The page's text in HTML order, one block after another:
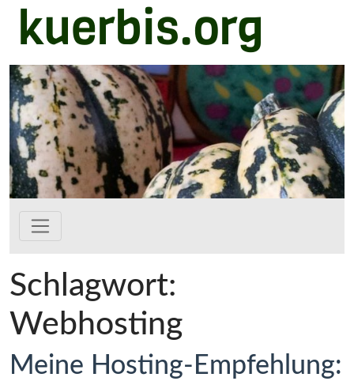
Zum Hauptinhalt springen
kuerbis.org
Schlagwort:
Webhosting
Meine Hosting-Empfehlung: